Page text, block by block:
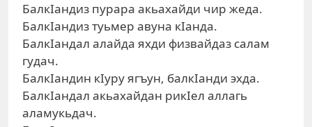
БалкIандиз пурара акьахайди чир жеда.
БалкIандиз туьмер авуна кIанда.
БалкIандал алайда яхди физвайдаз салам
гудач.
БалкIандин кIуру ягъун, балкIанди эхда.
БалкIандал акьахайдан рикIел аллагь
аламукьдач.